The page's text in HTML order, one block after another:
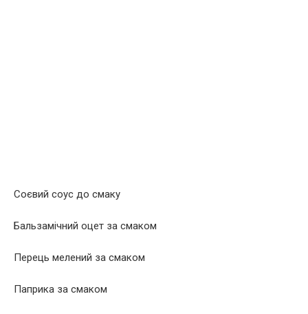
Соєвий соус до смаку
Бальзамічний оцет за смаком
Перець мелений за смаком
Паприка за смаком